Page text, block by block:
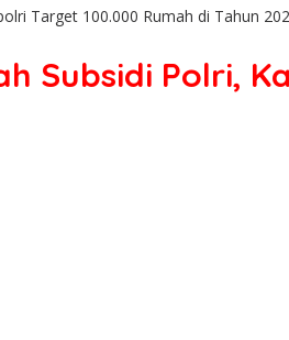
Target 100.000 Rumah di Tahun
Subsidi Polri,